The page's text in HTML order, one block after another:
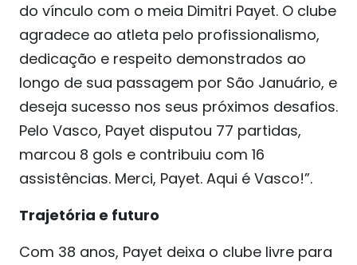
do vínculo com o meia Dimitri Payet. O clube
agradece ao atleta pelo profissionalismo,
dedicação e respeito demonstrados ao
longo de sua passagem por São Januário, e
deseja sucesso nos seus próximos desafios.
Pelo Vasco, Payet disputou 77 partidas,
marcou 8 gols e contribuiu com 16
assistências. Merci, Payet. Aqui é Vasco!”.
Trajetória e futuro
Com 38 anos, Payet deixa o clube livre para